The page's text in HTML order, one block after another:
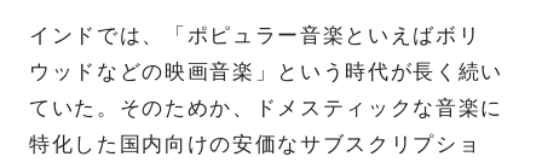
インドでは、「ポピュラー音楽といえばボリ
ウッドなどの映画音楽」という時代が長く続い
ていた。そのためか、ドメスティックな音楽に
特化した国内向けの安価なサブスクリプショ